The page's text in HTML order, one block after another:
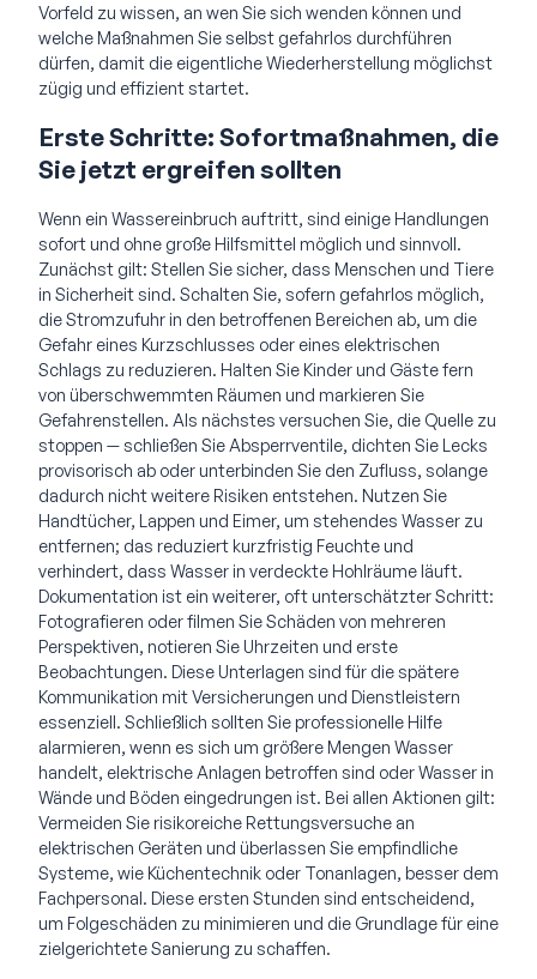
Vorfeld zu wissen, an wen Sie sich wenden können und
welche Maßnahmen Sie selbst gefahrlos durchführen
dürfen, damit die eigentliche Wiederherstellung möglichst
zügig und effizient startet.
Erste Schritte: Sofortmaßnahmen, die
Sie jetzt ergreifen sollten
Wenn ein Wassereinbruch auftritt, sind einige Handlungen
sofort und ohne große Hilfsmittel möglich und sinnvoll.
Zunächst gilt: Stellen Sie sicher, dass Menschen und Tiere
in Sicherheit sind. Schalten Sie, sofern gefahrlos möglich,
die Stromzufuhr in den betroffenen Bereichen ab, um die
Gefahr eines Kurzschlusses oder eines elektrischen
Schlags zu reduzieren. Halten Sie Kinder und Gäste fern
von überschwemmten Räumen und markieren Sie
Gefahrenstellen. Als nächstes versuchen Sie, die Quelle zu
stoppen — schließen Sie Absperrventile, dichten Sie Lecks
provisorisch ab oder unterbinden Sie den Zufluss, solange
dadurch nicht weitere Risiken entstehen. Nutzen Sie
Handtücher, Lappen und Eimer, um stehendes Wasser zu
entfernen; das reduziert kurzfristig Feuchte und
verhindert, dass Wasser in verdeckte Hohlräume läuft.
Dokumentation ist ein weiterer, oft unterschätzter Schritt:
Fotografieren oder filmen Sie Schäden von mehreren
Perspektiven, notieren Sie Uhrzeiten und erste
Beobachtungen. Diese Unterlagen sind für die spätere
Kommunikation mit Versicherungen und Dienstleistern
essenziell. Schließlich sollten Sie professionelle Hilfe
alarmieren, wenn es sich um größere Mengen Wasser
handelt, elektrische Anlagen betroffen sind oder Wasser in
Wände und Böden eingedrungen ist. Bei allen Aktionen gilt:
Vermeiden Sie risikoreiche Rettungsversuche an
elektrischen Geräten und überlassen Sie empfindliche
Systeme, wie Küchentechnik oder Tonanlagen, besser dem
Fachpersonal. Diese ersten Stunden sind entscheidend,
um Folgeschäden zu minimieren und die Grundlage für eine
zielgerichtete Sanierung zu schaffen.